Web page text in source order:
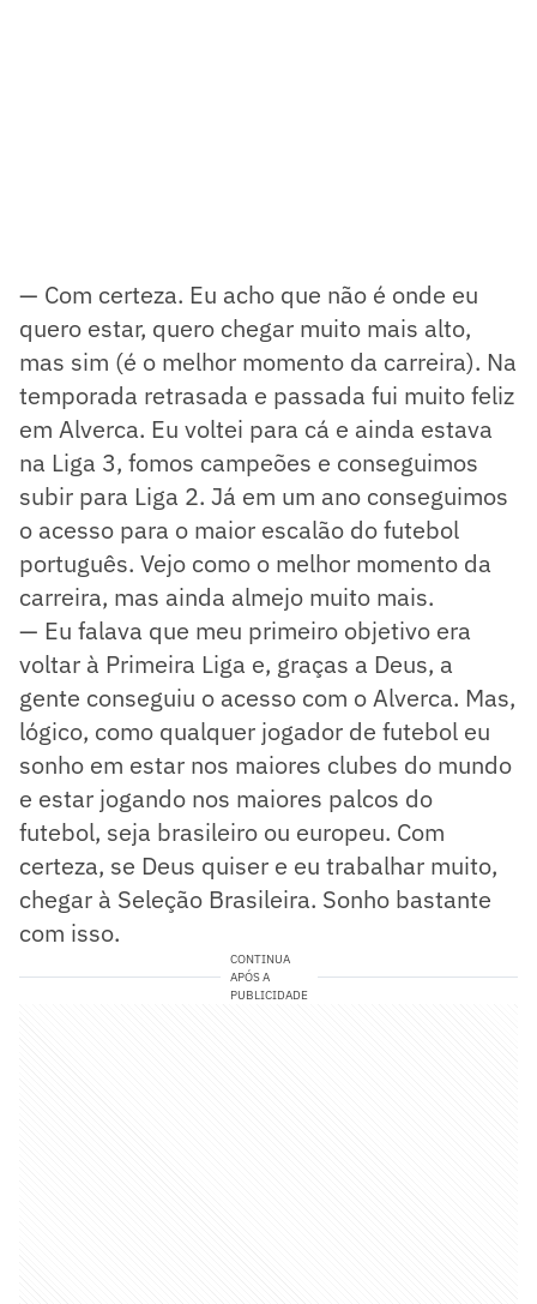
— Com certeza. Eu acho que não é onde eu
quero estar, quero chegar muito mais alto,
mas sim (é o melhor momento da carreira). Na
temporada retrasada e passada fui muito feliz
em Alverca. Eu voltei para cá e ainda estava
na Liga 3, fomos campeões e conseguimos
subir para Liga 2. Já em um ano conseguimos
o acesso para o maior escalão do futebol
português. Vejo como o melhor momento da
carreira, mas ainda almejo muito mais.
— Eu falava que meu primeiro objetivo era
voltar à Primeira Liga e, graças a Deus, a
gente conseguiu o acesso com o Alverca. Mas,
lógico, como qualquer jogador de futebol eu
sonho em estar nos maiores clubes do mundo
e estar jogando nos maiores palcos do
futebol, seja brasileiro ou europeu. Com
certeza, se Deus quiser e eu trabalhar muito,
chegar à Seleção Brasileira. Sonho bastante
com isso.
CONTINUA
APÓS A
PUBLICIDADE